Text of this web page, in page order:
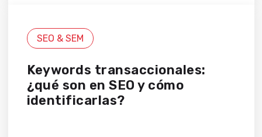
SEO & SEM
Keywords transaccionales:
¿qué son en SEO y cómo
identificarlas?